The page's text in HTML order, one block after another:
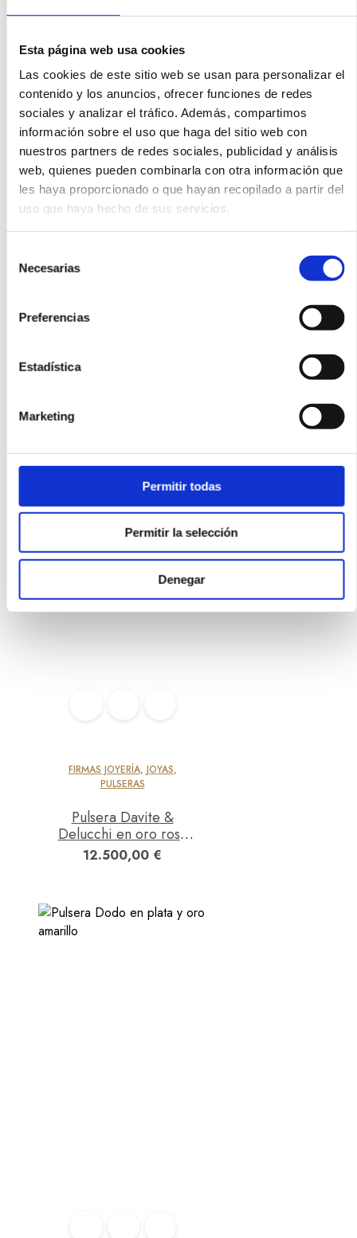
Esta página web usa cookies
Las cookies de este sitio web se usan para personalizar el
contenido y los anuncios, ofrecer funciones de redes
sociales y analizar el tráfico. Además, compartimos
información sobre el uso que haga del sitio web con
nuestros partners de redes sociales, publicidad y análisis
web, quienes pueden combinarla con otra información que
les haya proporcionado o que hayan recopilado a partir del
uso que haya hecho de sus servicios.
Necesarias
Preferencias
Estadística
Marketing
Permitir todas
Permitir la selección
Denegar
plata con rodio y baño
de oro rosa
FIRMAS JOYERÍA, JOYAS,
PULSERAS
Pulsera Davite &
Delucchi en oro rosa
con zafiros y brillantes
12.500,00 €